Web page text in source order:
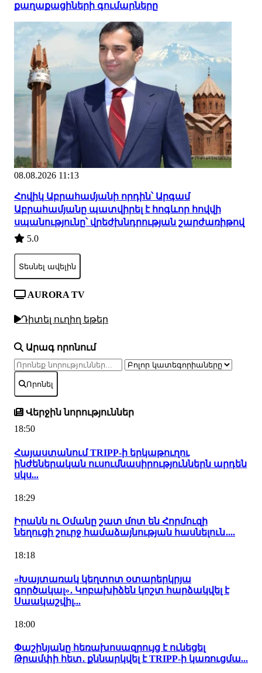
քաղաքացիների գումարները
08.08.2026 11:13
Հովիկ Աբրահամյանի որդին՝ Արգամ
Աբրահամյանը պատվիրել է հոգևոր հովվի
սպանությունը՝ վրեժխնդրության շարժառիթով
5.0
Տեսնել ավելին
AURORA TV
Դիտել ուղիղ եթեր
Արագ որոնում
Որոնել
Վերջին նորություններ
18:50
Հայաստանում TRIPP-ի երկաթուղու
ինժեներական ուսումնասիրություններն արդեն
սկս...
18:29
Իրանն ու Օմանը շատ մոտ են Հորմուզի
նեղուցի շուրջ համաձայնության հասնելուն․...
18:18
«Խայտառակ կեղտոտ օտարերկրյա
գործակալ»․ Կոբախիձեն կոշտ հարձակվել է
Սաակաշվիլ...
18:00
Փաշինյանը հեռախոսազրույց է ունեցել
Թրամփի հետ․ քննարկվել է TRIPP-ի կառուցմա...